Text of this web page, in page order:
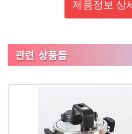
제품정보 상
관련 상품들